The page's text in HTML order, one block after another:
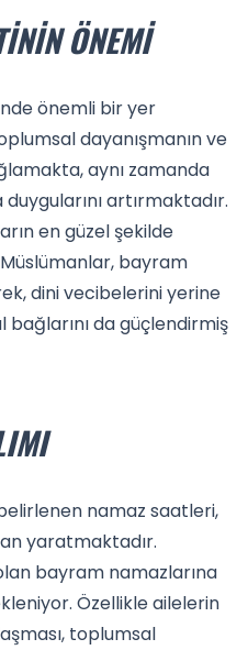
ÖNEMI
önemli bir yer
dayanışmanın ve
aynı zamanda
artırmaktadır.
en güzel şekilde
bayram
dini vecibelerini yerine
bağlarını da güçlendirmiş
namaz saatleri,
yaratmaktadır.
bayram namazlarına
Özellikle ailelerin
toplumsal